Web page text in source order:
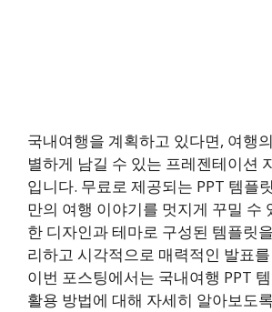
국내여행을 계획하고 있다면, 여행
별하게 남길 수 있는 프레젠테이션
입니다. 무료로 제공되는 PPT 템플
만의 여행 이야기를 멋지게 꾸밀 수
한 디자인과 테마로 구성된 템플릿
리하고 시각적으로 매력적인 발표
이번 포스팅에서는 국내여행 PPT
활용 방법에 대해 자세히 알아보도